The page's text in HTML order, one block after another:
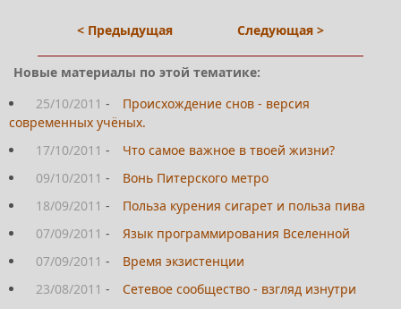
< Предыдущая Следующая >
Новые материалы по этой тематике:
25/10/2011 -
Происхождение снов - версия
современных учёных.
17/10/2011 -
Что самое важное в твоей жизни?
09/10/2011 -
Вонь Питерского метро
18/09/2011 -
Польза курения сигарет и польза пива
07/09/2011 -
Язык программирования Вселенной
07/09/2011 -
Время экзистенции
23/08/2011 - Сетевое сообщество - взгляд изнутри